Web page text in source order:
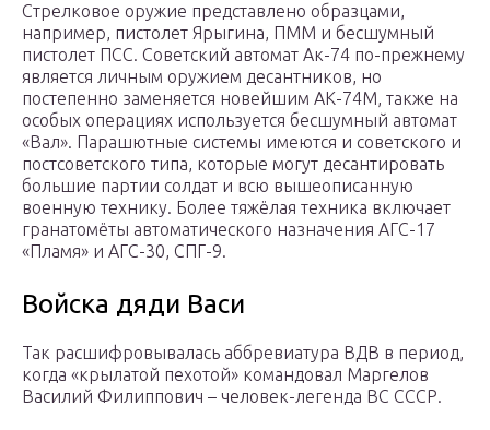
Стрелковое оружие представлено образцами,
например, пистолет Ярыгина, ПММ и бесшумный
пистолет ПСС. Советский автомат Ак-74 по-прежнему
является личным оружием десантников, но
постепенно заменяется новейшим АК-74М, также на
особых операциях используется бесшумный автомат
«Вал». Парашютные системы имеются и советского и
постсоветского типа, которые могут десантировать
большие партии солдат и всю вышеописанную
военную технику. Более тяжёлая техника включает
гранатомёты автоматического назначения АГС-17
«Пламя» и АГС-30, СПГ-9.
Войска дяди Васи
Так расшифровывалась аббревиатура ВДВ в период,
когда «крылатой пехотой» командовал Маргелов
Василий Филиппович – человек-легенда ВС СССР.